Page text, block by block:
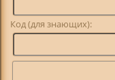
Код (для знающих):